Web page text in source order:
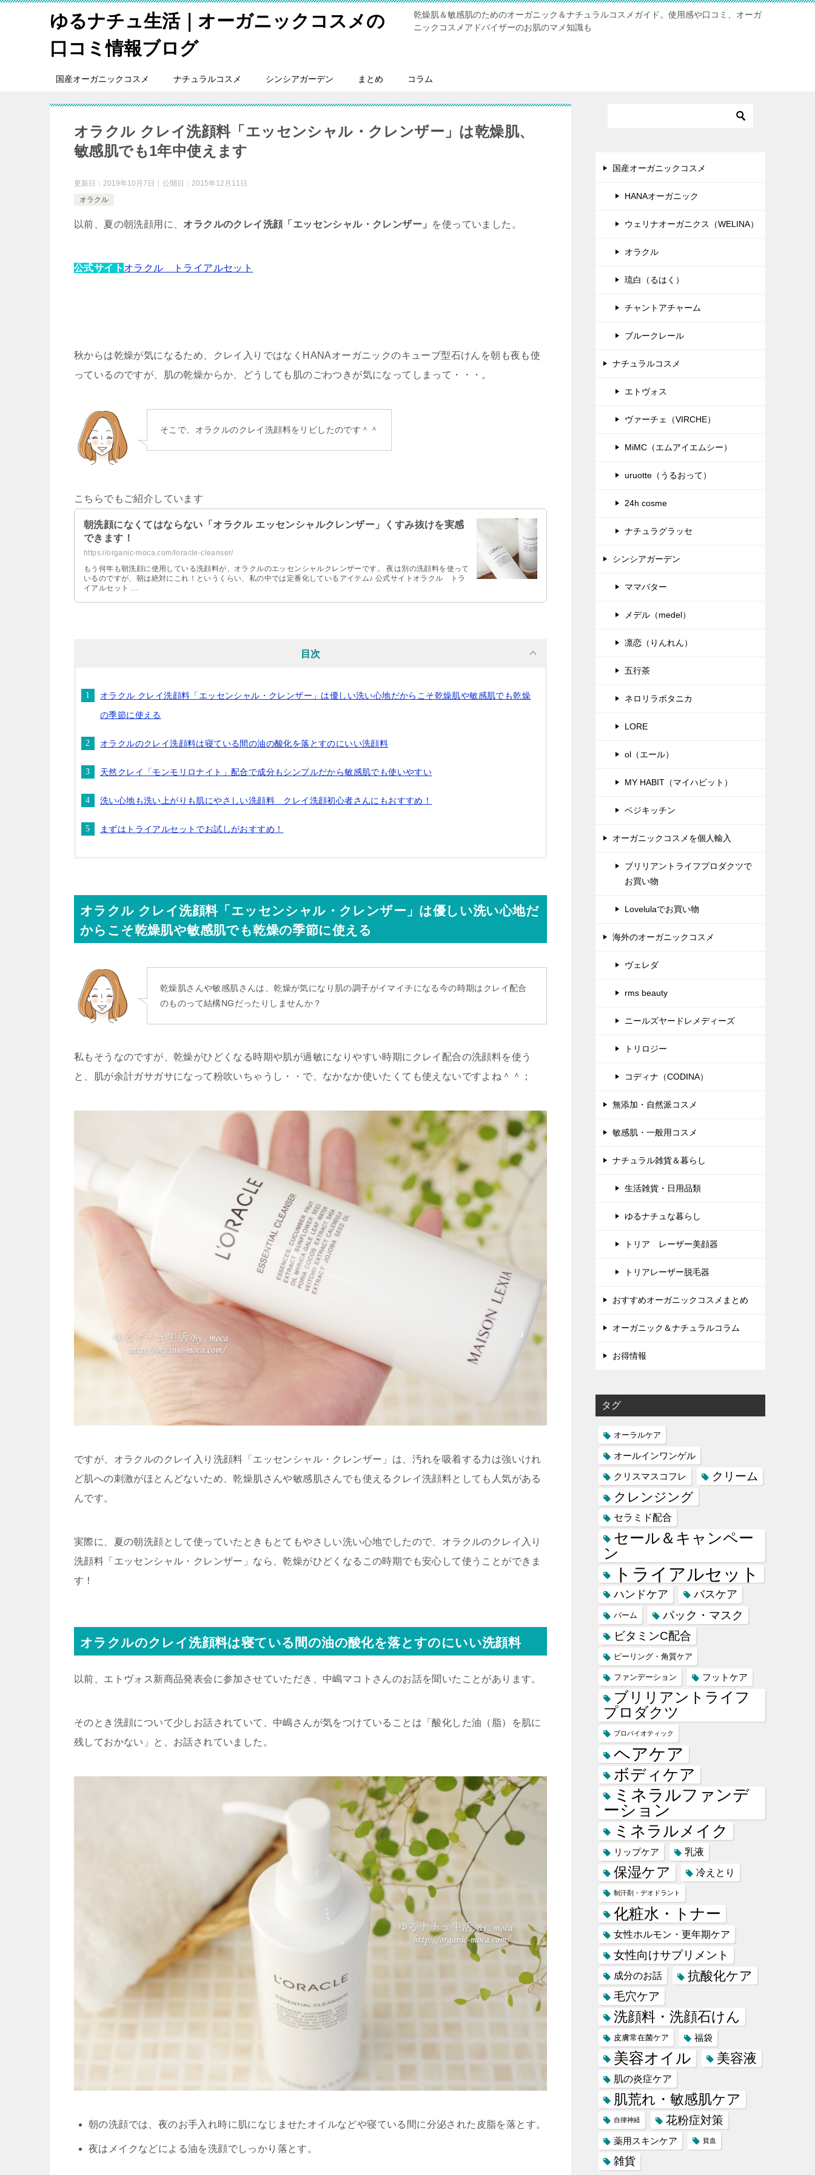
ゆるナチュ生活｜オーガニックコスメの
口コミ情報ブログ
乾燥肌＆敏感肌のためのオーガニック＆ナチュラルコスメガイド。使用感や口コミ、オーガ
ニックコスメアドバイザーのお肌のマメ知識も
国産オーガニックコスメ ナチュラルコスメ シンシアガーデン まとめ コラム
オラクル クレイ洗顔料「エッセンシャル・クレンザー」は乾燥肌、
敏感肌でも1年中使えます
更新日： 2019年10月7日 公開日： 2015年12月11日
オラクル
以前、夏の朝洗顔用に、 オラクルのクレイ洗顔「エッセンシャル・クレンザー」 を使っていました。
公式サイト オラクル トライアルセット
秋からは乾燥が気になるため、クレイ入りではなくHANAオーガニックのキューブ型石けんを朝も夜も使
っているのですが、肌の乾燥からか、どうしても肌のごわつきが気になってしまって・・・。
そこで、オラクルのクレイ洗顔料をリピしたのです＾＾
こちらでもご紹介しています
朝洗顔になくてはならない「オラクル エッセンシャルクレンザー」くすみ抜けを実感
できます！
https://organic-moca.com/loracle-cleanser/
もう何年も朝洗顔に使用している洗顔料が、オラクルのエッセンシャルクレンザーです。 夜は別の洗顔料を使って
いるのですが、朝は絶対にこれ！というくらい、私の中では定番化しているアイテム♪ 公式サイトオラクル トラ
イアルセット …
目次
オラクル クレイ洗顔料「エッセンシャル・クレンザー」は優しい洗い心地だからこそ乾燥肌や敏感肌でも乾燥
の季節に使える
オラクルのクレイ洗顔料は寝ている間の油の酸化を落とすのにいい洗顔料
天然クレイ「モンモリロナイト」配合で成分もシンプルだから敏感肌でも使いやすい
洗い心地も洗い上がりも肌にやさしい洗顔料 クレイ洗顔初心者さんにもおすすめ！
まずはトライアルセットでお試しがおすすめ！
オラクル クレイ洗顔料「エッセンシャル・クレンザー」は優しい洗い心地だ
からこそ乾燥肌や敏感肌でも乾燥の季節に使える
乾燥肌さんや敏感肌さんは、乾燥が気になり肌の調子がイマイチになる今の時期はクレイ配合
のものって結構NGだったりしませんか？
私もそうなのですが、乾燥がひどくなる時期や肌が過敏になりやすい時期にクレイ配合の洗顔料を使う
と、
肌が余計ガサガサになって粉吹いちゃうし・・で、なかなか使いたくても使えないですよね＾＾；
ですが、オラクルのクレイ入り洗顔料「エッセンシャル・クレンザー」は、 汚れを吸着する力は強いけれ
ど肌への刺激がほとんどないため、乾燥肌さんや敏感肌さんでも使えるクレイ洗顔料としても人気がある
んです。
実際に、夏の朝洗顔として使っていたときもとてもやさしい洗い心地でしたので、オラクルのクレイ入り
洗顔料「エッセンシャル・クレンザー」なら、乾燥がひどくなるこの時期でも安心して使うことができま
す！
オラクルのクレイ洗顔料は寝ている間の油の酸化を落とすのにいい洗顔料
以前、エトヴォス新商品発表会に参加させていただき、中嶋マコトさんのお話を聞いたことがあります。
そのとき洗顔について少しお話されていて、中嶋さんが気をつけていることは「酸化した油（脂）を肌に
残しておかない 」と、お話されていました。
朝の洗顔では、夜のお手入れ時に肌になじませたオイルなどや寝ている間に分泌された皮脂を落とす。
夜はメイクなどによる油を洗顔でしっかり落とす。
国産オーガニックコスメ
HANAオーガニック
ウェリナオーガニクス（WELINA）
オラクル
琉白（るはく）
チャントアチャーム
ブルークレール
ナチュラルコスメ
エトヴォス
ヴァーチェ（VIRCHE）
MiMC（エムアイエムシー）
uruotte（うるおって）
24h cosme
ナチュラグラッセ
シンシアガーデン
ママバター
メデル（medel）
凛恋（りんれん）
五行茶
ネロリラボタニカ
LORE
ol（エール）
MY HABIT（マイハビット）
ベジキッチン
オーガニックコスメを個人輸入
ブリリアントライフプロダクツで
お買い物
Lovelulaでお買い物
海外のオーガニックコスメ
ヴェレダ
rms beauty
ニールズヤードレメディーズ
トリロジー
コディナ（CODINA）
無添加・自然派コスメ
敏感肌・一般用コスメ
ナチュラル雑貨＆暮らし
生活雑貨・日用品類
ゆるナチュな暮らし
トリア レーザー美顔器
トリアレーザー脱毛器
おすすめオーガニックコスメまとめ
オーガニック＆ナチュラルコラム
お得情報
タグ
オーラルケア
オールインワンゲル
クリスマスコフレ
クリーム
クレンジング
セラミド配合
セール＆キャンペー
ン
トライアルセット
ハンドケア バスケア
バーム
パック・マスク
ビタミンC配合
ピーリング・角質ケア
ファンデーション フットケア
ブリリアントライフ
プロダクツ
プロバイオティック
ヘアケア
ボディケア
ミネラルファンデ
ーション
ミネラルメイク
リップケア 乳液
保湿ケア 冷えとり
制汗剤・デオドラント
化粧水・トナー
女性ホルモン・更年期ケア
女性向けサプリメント
成分のお話 抗酸化ケア
毛穴ケア
洗顔料・洗顔石けん
皮膚常在菌ケア 福袋
美容オイル 美容液
肌の炎症ケア
肌荒れ・敏感肌ケア
自律神経 花粉症対策
薬用スキンケア 貧血
雑貨